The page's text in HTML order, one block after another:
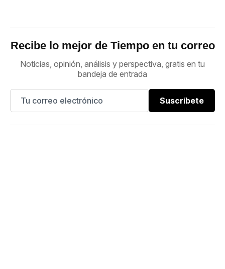
Recibe lo mejor de Tiempo en tu correo
Noticias, opinión, análisis y perspectiva, gratis en tu
bandeja de entrada
Suscríbete